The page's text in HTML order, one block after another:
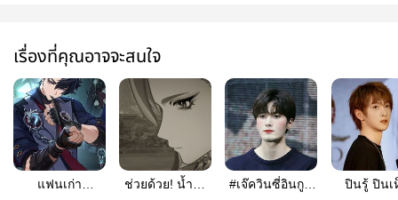
เรื่องที่คุณอาจจะสนใจ
แฟนเก่า
ช่วยด้วย! น้ำจะ
#เจ๊ควินซี่อินกูซู
ปินรู้ ปินเ